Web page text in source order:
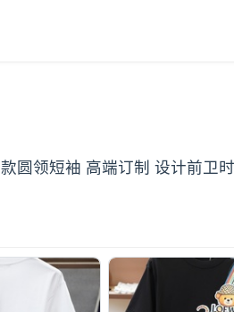
圆领短袖 高端订制 设计前卫